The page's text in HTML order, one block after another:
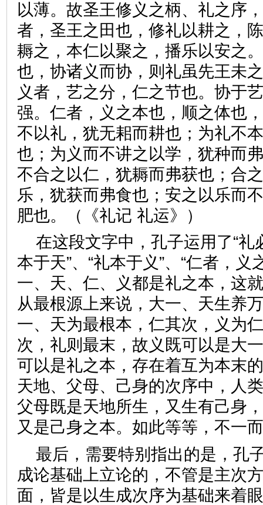
以薄。故圣王修义之柄、礼之序
者，圣王之田也，修礼以耕之，
耨之，本仁以聚之，播乐以安之
也，协诸义而协，则礼虽先王未
义者，艺之分，仁之节也。协于
强。仁者，义之本也，顺之体也
不以礼，犹无耜而耕也；为礼不
也；为义而不讲之以学，犹种而
不合之以仁，犹耨而弗获也；合
乐，犹获而弗食也；安之以乐而
肥也。（《礼记 礼运》）
在这段文字中，孔子运用了“礼
本于天”、“礼本于义”、“仁者，义
一、天、仁、义都是礼之本，这
从最根源上来说，大一、天生养
一、天为最根本，仁其次，义为
次，礼则最末，故义既可以是大
可以是礼之本，存在着互为本末
天地、父母、己身的次序中，人
父母既是天地所生，又生有己身
又是己身之本。如此等等，
最后，需要特别指出的是，孔
成论基础上立论的，不管是主次
面，皆是以生成次序为基础来着